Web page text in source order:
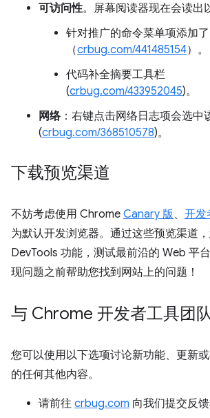
可访问性。屏幕阅读器现在会读出
针对推广的命令菜单项添加
（crbug.com/441485154）。
代码补全摘要工具栏
(crbug.com/433952045)。
网络：右键点击网络日志项会选中
(crbug.com/368510578)。
下载预览渠道
不妨考虑使用 Chrome Canary 版 、 开发
为默认开发浏览器。通过这些预览渠道
DevTools 功能，测试最前沿的 Web 平
现问题之前帮助您找到网站上的问题！
与 Chrome 开发者工具团
您可以使用以下选项讨论新功能、更新
的任何其他内容。
请前往 crbug.com 向我们提交反馈